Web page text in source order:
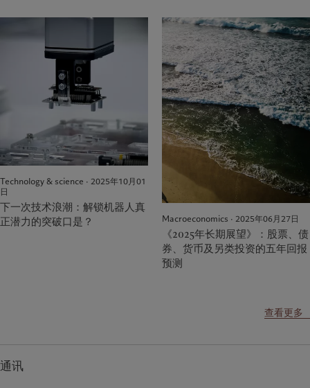
Technology & science · 2025年10月01
日
下一次技术浪潮：解锁机器人真
正潜力的突破口是？
Macroeconomics · 2025年06月27日
《2025年长期展望》：股票、债
券、货币及另类投资的五年回报
预测
查看更多
通讯